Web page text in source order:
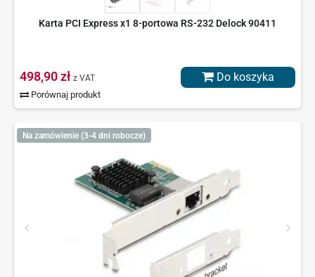
Karta PCI Express x1 8-portowa RS-232 Delock 90411
498,90 zł z VAT
Porównaj produkt
Do koszyka
Na zamówienie (3-4 dni robocze)